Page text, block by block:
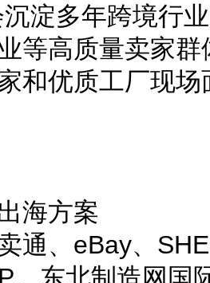
淀多年跨境行
等高质量卖家
和优质工厂现
海方案
通、eBay、